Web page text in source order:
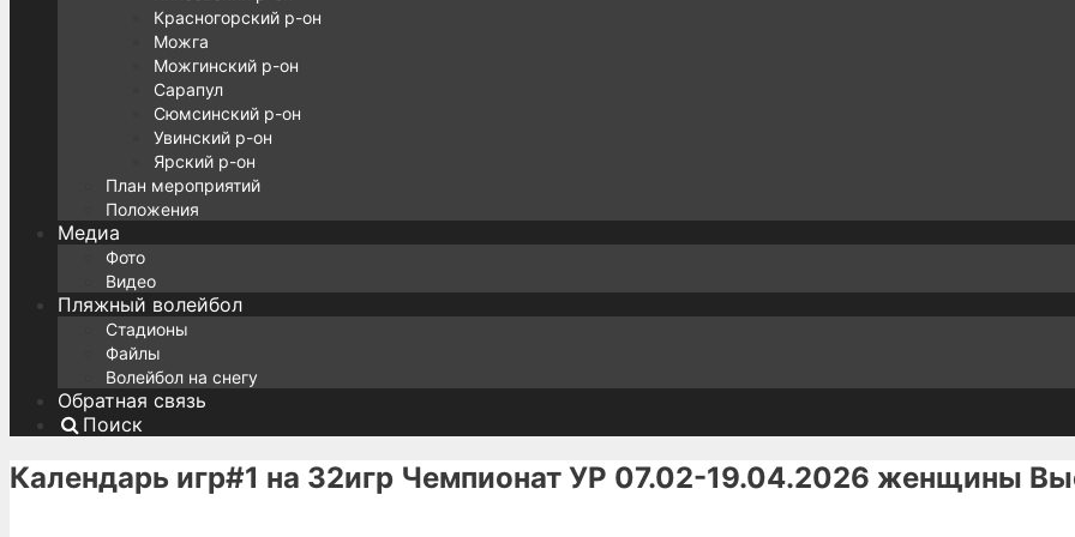
Красногорский р-он
Можга
Можгинский р-он
Сарапул
Сюмсинский р-он
Увинский р-он
Ярский р-он
План мероприятий
Положения
Медиа
Фото
Видео
Пляжный волейбол
Стадионы
Файлы
Волейбол на снегу
Обратная связь
Поиск
Календарь игр#1 на 32игр Чемпионат УР 07.02-19.04.2026 женщины